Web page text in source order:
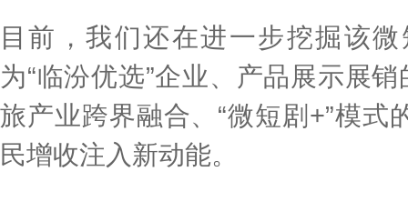
目前，我们还在进一步挖掘该
为“临汾优选”企业、产品展示展
旅产业跨界融合、“微短剧+”模式
民增收注入新动能。